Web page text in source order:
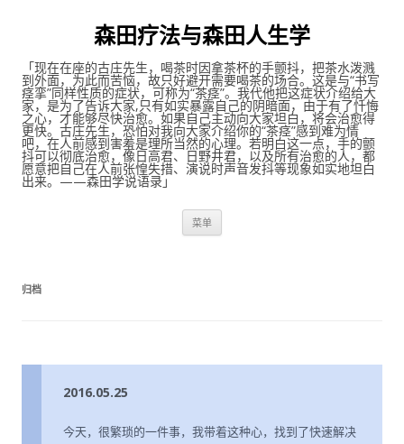
森田疗法与森田人生学
「现在在座的古庄先生，喝茶时因拿茶杯的手颤抖，把茶水泼溅
到外面，为此而苦恼，故只好避开需要喝茶的场合。这是与“书写
痉挛”同样性质的症状，可称为“茶痉”。我代他把这症状介绍给大
家，是为了告诉大家,只有如实暴露自己的阴暗面，由于有了忏悔
之心，才能够尽快治愈。如果自己主动向大家坦白，将会治愈得
更快。古庄先生，恐怕对我向大家介绍你的“茶痉”感到难为情
吧，在人前感到害羞是理所当然的心理。若明白这一点，手的颤
抖可以彻底治愈，像日高君、日野井君，以及所有治愈的人，都
愿意把自己在人前张惶失措、演说时声音发抖等现象如实地坦白
出来。——森田学说语录」
菜单
归档
2016.05.25
今天，很繁琐的一件事，我带着这种心，找到了快速解决